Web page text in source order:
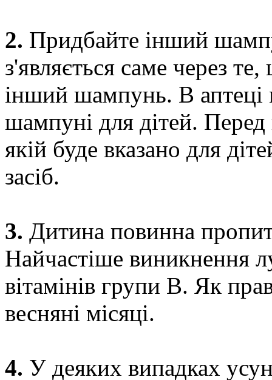
2. Придбайте інший
з'являється саме через
інший шампунь. В аптеці
шампуні для дітей.
якій буде вказано для
засіб.
3. Дитина повинна
Найчастіше виникнення
вітамінів групи В. Як
весняні місяці.
4. У деяких випадках